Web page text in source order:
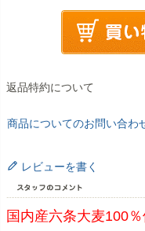
返品特約について
商品についてのお問い合わ
レビューを書く
国内産六条大麦100％